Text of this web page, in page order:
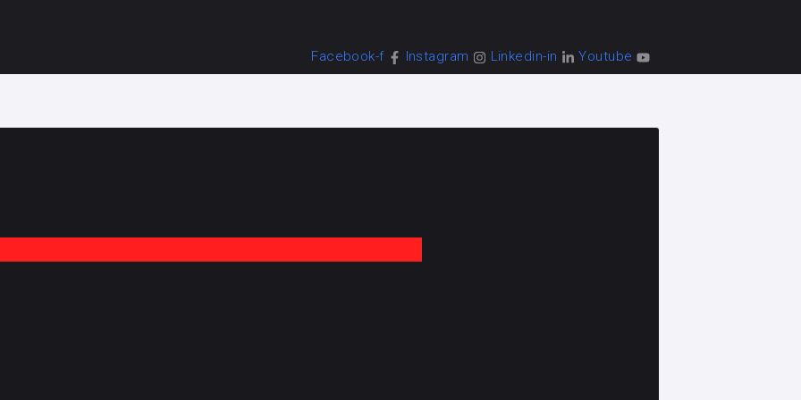
Facebook-f Instagram Linkedin-in Youtube